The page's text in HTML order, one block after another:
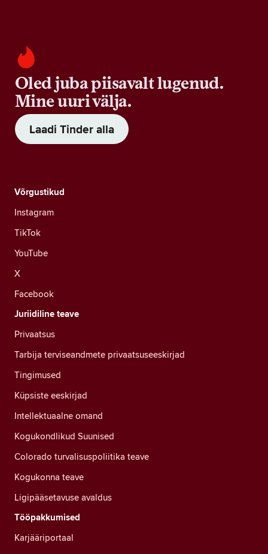
Oled juba piisavalt lugenud.
Mine uuri välja.
Laadi Tinder alla
Võrgustikud
Instagram
TikTok
YouTube
X
Facebook
Juriidiline teave
Privaatsus
Tarbija terviseandmete privaatsuseeskirjad
Tingimused
Küpsiste eeskirjad
Intellektuaalne omand
Kogukondlikud Suunised
Colorado turvalisuspoliitika teave
Kogukonna teave
Ligipääsetavuse avaldus
Tööpakkumised
Karjääriportaal